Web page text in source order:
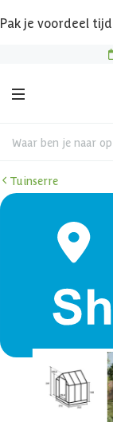
Pak je voordeel
Waar ben je naar
Tuinserre